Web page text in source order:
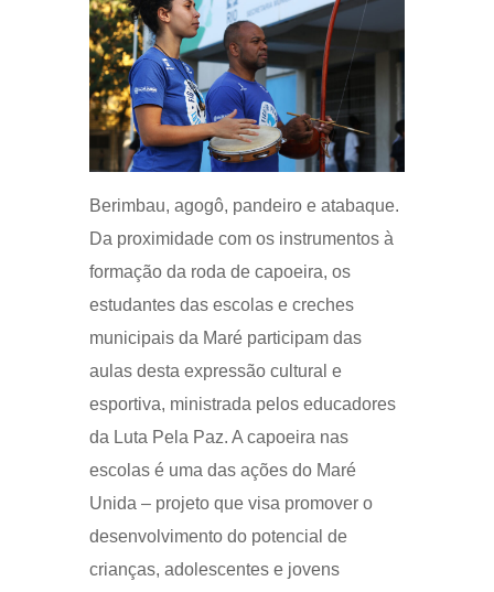
Berimbau, agogô, pandeiro e atabaque.
Da proximidade com os instrumentos à
formação da roda de capoeira, os
estudantes das escolas e creches
municipais da Maré participam das
aulas desta expressão cultural e
esportiva, ministrada pelos educadores
da Luta Pela Paz. A capoeira nas
escolas é uma das ações do Maré
Unida – projeto que visa promover o
desenvolvimento do potencial de
crianças, adolescentes e jovens